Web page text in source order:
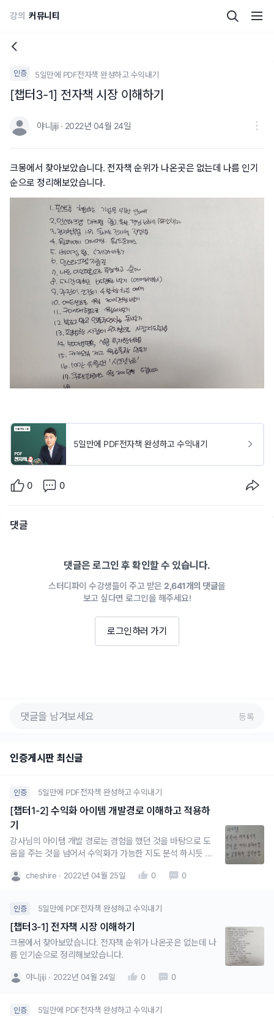
강의 커뮤니티
인증 5일만에 PDF전자책 완성하고 수익내기
[챕터3-1] 전자책 시장 이해하기
야니jiji · 2022년 04월 24일
크몽에서 찾아보았습니다. 전자책 순위가 나온곳은 없는데 나름 인기
순으로 정리해보았습니다.
5일만에 PDF전자책 완성하고 수익내기
0 0
댓글
댓글은 로그인 후 확인할 수 있습니다.
스터디파이 수강생들이 주고 받은 2,641개의 댓글을
보고 싶다면 로그인을 해주세요!
로그인하러 가기
등록
인증게시판 최신글
인증 5일만에 PDF전자책 완성하고 수익내기
[챕터1-2] 수익화 아이템 개발경로 이해하고 적용하
기
강사님의 아이템 개발 경로는 경험을 했던 것을 바탕으로 도
움을 주는 것을 넘어서 수익화가 가능한 지도 분석 하시듯 하
더 많이 공부하고 습득 하신듯 하고요
cheshire 2022년 04월 25일 0 0
인증 5일만에 PDF전자책 완성하고 수익내기
[챕터3-1] 전자책 시장 이해하기
크몽에서 찾아보았습니다. 전자책 순위가 나온곳은 없는데 나
름 인기순으로 정리해보았습니다.
야니jiji 2022년 04월 24일 0 0
인증 5일만에 PDF전자책 완성하고 수익내기